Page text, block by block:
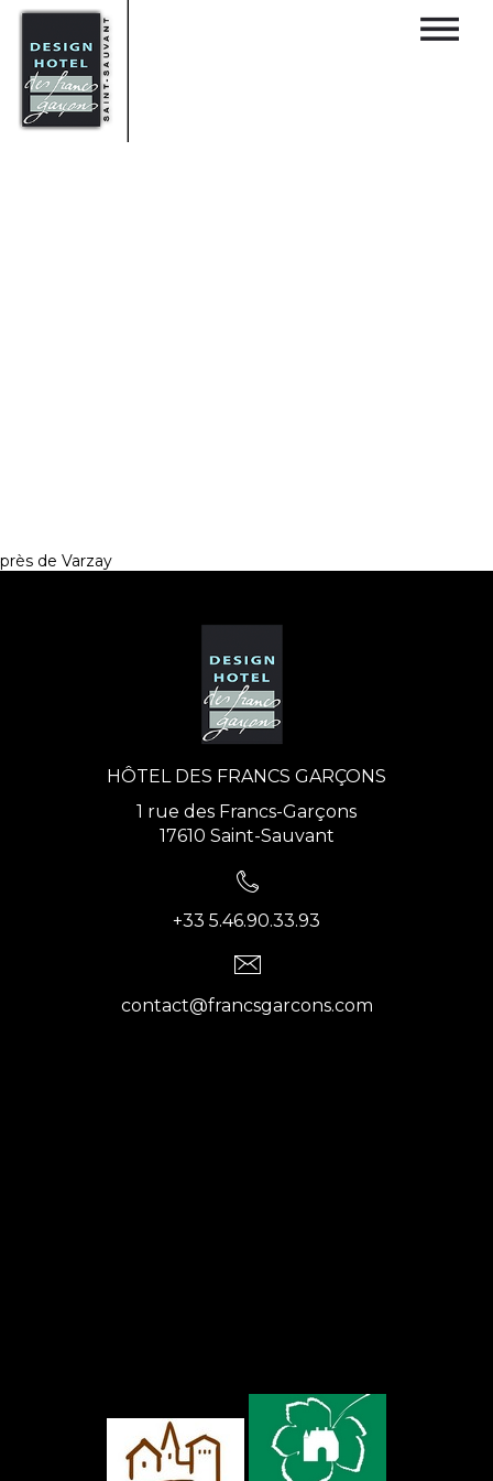
près de Varzay
HÔTEL DES FRANCS GARÇONS
1 rue des Francs-Garçons
17610 Saint-Sauvant
+33 5.46.90.33.93
contact@francsgarcons.com